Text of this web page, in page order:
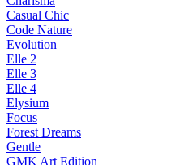
Casual Chic
Code Nature
Evolution
Elle 2
Elle 3
Elle 4
Elysium
Focus
Forest Dreams
Gentle
GMK Art Edition